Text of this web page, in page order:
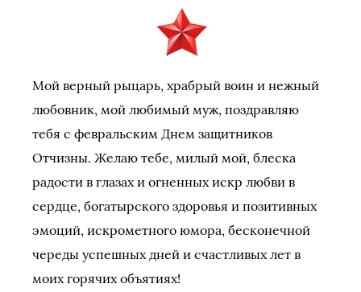
Мой верный рыцарь, храбрый воин и нежный
любовник, мой любимый муж, поздравляю
тебя с февральским Днем защитников
Отчизны. Желаю тебе, милый мой, блеска
радости в глазах и огненных искр любви в
сердце, богатырского здоровья и позитивных
эмоций, искрометного юмора, бесконечной
череды успешных дней и счастливых лет в
моих горячих объятиях!